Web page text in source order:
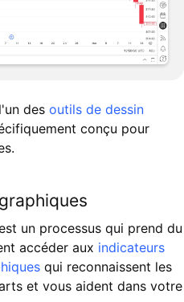
des outils de dessin
conçu pour
un processus qui prend du
accéder aux indicateurs
qui reconnaissent les
et vous aident dans votre